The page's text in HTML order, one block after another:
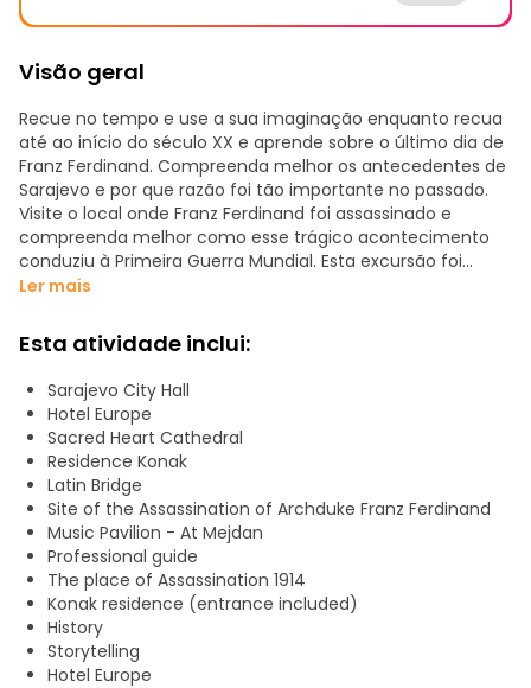
Visão geral
Recue no tempo e use a sua imaginação enquanto recua
até ao início do século XX e aprende sobre o último dia de
Franz Ferdinand. Compreenda melhor os antecedentes de
Sarajevo e por que razão foi tão importante no passado.
Visite o local onde Franz Ferdinand foi assassinado e
compreenda melhor como esse trágico acontecimento
conduziu à Primeira Guerra Mundial. Esta excursão foi
concebida para os aficionados por história que querem
os antecedentes da cidade!
Ler mais
Esta atividade inclui:
Sarajevo City Hall
Hotel Europe
Sacred Heart Cathedral
Residence Konak
Latin Bridge
Site of the Assassination of Archduke Franz Ferdinand
Music Pavilion - At Mejdan
Professional guide
The place of Assassination 1914
Konak residence (entrance included)
History
Storytelling
Hotel Europe